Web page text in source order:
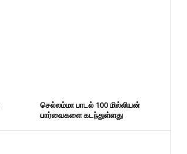
செல்லம்மா பாடல் 100 மில்லியன்
பார்வைகளை கடந்துள்ளது